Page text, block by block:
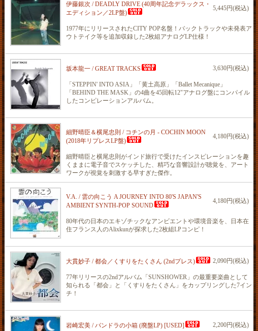
伊藤銀次 / DEADLY DRIVE (40周年記念デラックス・
エディション／2LP盤)
5,445円(税込)
1977年にリリースされたCITY POP名盤！バックトラックや未発表ア
ウトテイク等を追加収録した2枚組アナログLP仕様！
坂本龍一 / GREAT TRACKS 3,630円(税込)
「STEPPIN' INTO ASIA」「黄土高原」「Ballet Mecanique」
「BEHIND THE MASK」の4曲を45回転12"アナログ盤にコンパイル
したコンピレーションアルバム。
細野晴臣＆横尾忠則 / コチンの月 - COCHIN MOON
(2018年リプレスLP盤)
4,180円(税込)
細野晴臣と横尾忠則がインド旅行で受けたインスピレーションを趣
くままに電子音でスケッチした、精巧な音響設計が聴覚を、アート
ワークが視覚を刺激する早すぎた傑作。
V.A. / 雲の向こう A JOURNEY INTO 80'S JAPAN'S
AMBIENT SYNTH-POP SOUND
4,180円(税込)
80年代の日本のエキゾチックなアンビエントや環境音楽を、日本在
住フランス人のAlixkunが探求した2枚組LPコンピ！
大貫妙子 / 都会／くすりをたくさん (2ndプレス) 2,090円(税込)
77年リリースの2ndアルバム「SUNSHOWER」の最重要楽曲として
知られる「都会」と「くすりをたくさん」をカップリングした7イン
チ！
岩崎宏美 / パンドラの小箱 (廃盤LP) [USED] 2,200円(税込)